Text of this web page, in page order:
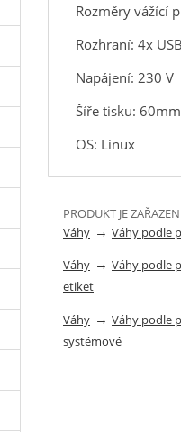
Rozměry vážící
Rozhraní: 4x
Napájení: 230 V
Šíře tisku:
OS: Linux
PRODUKT JE
Váhy → Váhy podle
Váhy → Váhy podle
etiket
Váhy → Váhy podle
systémové